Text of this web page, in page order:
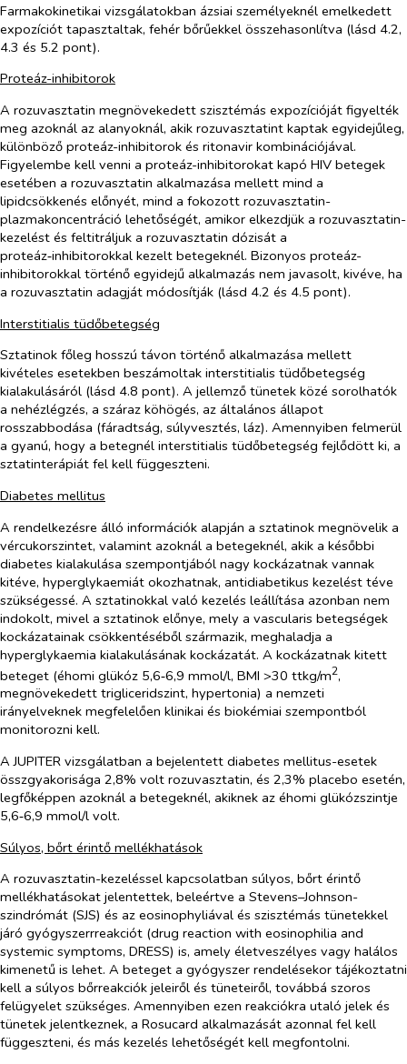
Farmakokinetikai vizsgálatokban ázsiai személyeknél emelkedett
expozíciót tapasztaltak, fehér bőrűekkel összehasonlítva (lásd 4.2,
4.3 és 5.2 pont).
Proteáz-inhibitorok
A rozuvasztatin megnövekedett szisztémás expozícióját figyelték
meg azoknál az alanyoknál, akik rozuvasztatint kaptak egyidejűleg,
különböző proteáz-inhibitorok és ritonavir kombinációjával.
Figyelembe kell venni a proteáz-inhibitorokat kapó HIV betegek
esetében a rozuvasztatin alkalmazása mellett mind a
lipidcsökkenés előnyét, mind a fokozott rozuvasztatin-
plazmakoncentráció lehetőségét, amikor elkezdjük a rozuvasztatin-
kezelést és feltitráljuk a rozuvasztatin dózisát a
proteáz‑inhibitorokkal kezelt betegeknél. Bizonyos proteáz-
inhibitorokkal történő egyidejű alkalmazás nem javasolt, kivéve, ha
a rozuvasztatin adagját módosítják (lásd 4.2 és 4.5 pont).
Interstitialis tüdőbetegség
Sztatinok főleg hosszú távon történő alkalmazása mellett
kivételes esetekben beszámoltak interstitialis tüdőbetegség
kialakulásáról (lásd 4.8 pont). A jellemző tünetek közé sorolhatók
a nehézlégzés, a száraz köhögés, az általános állapot
rosszabbodása (fáradtság, súlyvesztés, láz). Amennyiben felmerül
a gyanú, hogy a betegnél interstitialis tüdőbetegség fejlődött ki, a
sztatinterápiát fel kell függeszteni.
Diabetes mellitus
A rendelkezésre álló információk alapján a sztatinok megnövelik a
vércukorszintet, valamint azoknál a betegeknél, akik a későbbi
diabetes kialakulása szempontjából nagy kockázatnak vannak
kitéve, hyperglykaemiát okozhatnak, antidiabetikus kezelést téve
szükségessé. A sztatinokkal való kezelés leállítása azonban nem
indokolt, mivel a sztatinok előnye, mely a vascularis betegségek
kockázatainak csökkentéséből származik, meghaladja a
hyperglykaemia kialakulásának kockázatát. A kockázatnak kitett
beteget (éhomi glükóz 5,6‑6,9 mmol/l, BMI >30 ttkg/m2,
megnövekedett trigliceridszint, hypertonia) a nemzeti
irányelveknek megfelelően klinikai és biokémiai szempontból
monitorozni kell.
A JUPITER vizsgálatban a bejelentett diabetes mellitus-esetek
összgyakorisága 2,8% volt rozuvasztatin, és 2,3% placebo esetén,
legfőképpen azoknál a betegeknél, akiknek az éhomi glükózszintje
5,6‑6,9 mmol/l volt.
Súlyos, bőrt érintő mellékhatások
A rozuvasztatin-kezeléssel kapcsolatban súlyos, bőrt érintő
mellékhatásokat jelentettek, beleértve a Stevens–Johnson-
szindrómát (SJS) és az eosinophyliával és szisztémás tünetekkel
járó gyógyszerrreakciót (drug reaction with eosinophilia and
systemic symptoms, DRESS) is, amely életveszélyes vagy halálos
kimenetű is lehet. A beteget a gyógyszer rendelésekor tájékoztatni
kell a súlyos bőrreakciók jeleiről és tüneteiről, továbbá szoros
felügyelet szükséges. Amennyiben ezen reakciókra utaló jelek és
tünetek jelentkeznek, a Rosucard alkalmazását azonnal fel kell
függeszteni, és más kezelés lehetőségét kell megfontolni.